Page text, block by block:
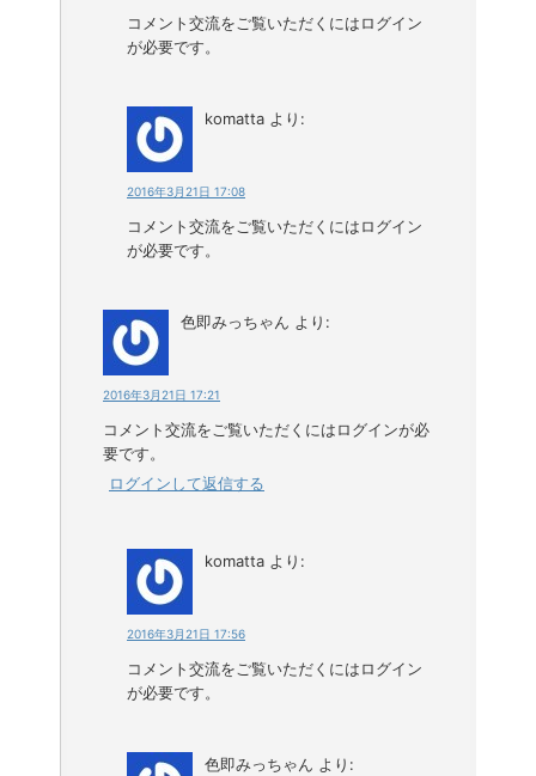
コメント交流をご覧いただくにはログイン
が必要です。
komatta より:
2016年3月21日 17:08
コメント交流をご覧いただくにはログイン
が必要です。
色即みっちゃん より:
2016年3月21日 17:21
コメント交流をご覧いただくにはログインが必
要です。
ログインして返信する
komatta より:
2016年3月21日 17:56
コメント交流をご覧いただくにはログイン
が必要です。
色即みっちゃん より: